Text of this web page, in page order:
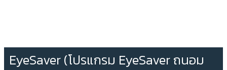
EyeSaver (โปรแกรม EyeSaver ถนอม